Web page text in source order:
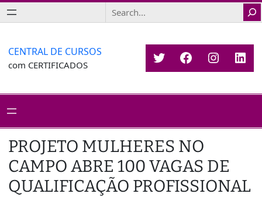
Saltar
para
conteúdo
Search
CENTRAL DE CURSOS
com CERTIFICADOS TwitterFacebook
PROJETO MULHERES NO
CAMPO ABRE 100 VAGAS DE
QUALIFICAÇÃO PROFISSIONAL